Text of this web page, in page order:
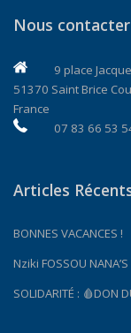
Nous contacter
9 place
51370 Saint Brice
France
07 83 66 53
Articles
BONNES VACANCES !
Nziki FOSSOU
SOLIDARITÉ : 🩸DON